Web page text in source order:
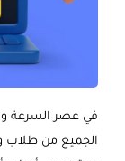
في عصر السرعة
الجميع من طلاب